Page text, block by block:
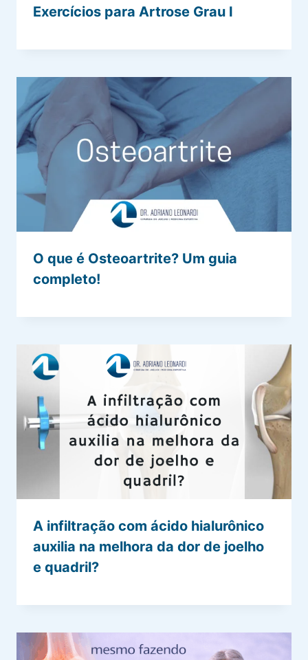
Exercícios para Artrose Grau I
O que é Osteoartrite? Um guia
completo!
A infiltração com ácido hialurônico
auxilia na melhora da dor de joelho
e quadril?